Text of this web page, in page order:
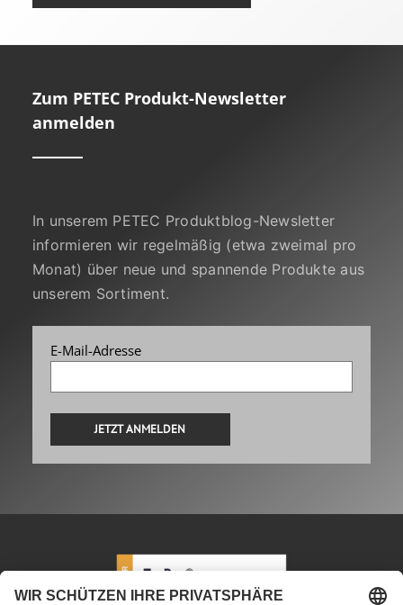
Zum PETEC Produkt-Newsletter
anmelden
In unserem PETEC Produktblog-Newsletter
informieren wir regelmäßig (etwa zweimal pro
Monat) über neue und spannende Produkte aus
unserem Sortiment.
E-Mail-Adresse